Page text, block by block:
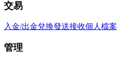
交易
入金/出金兌換發送接收個人檔案
管理